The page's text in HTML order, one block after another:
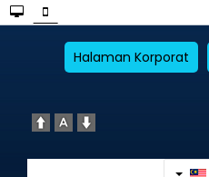
Halaman Korporat